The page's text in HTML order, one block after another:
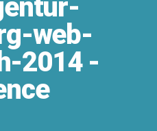
web-
2014 -